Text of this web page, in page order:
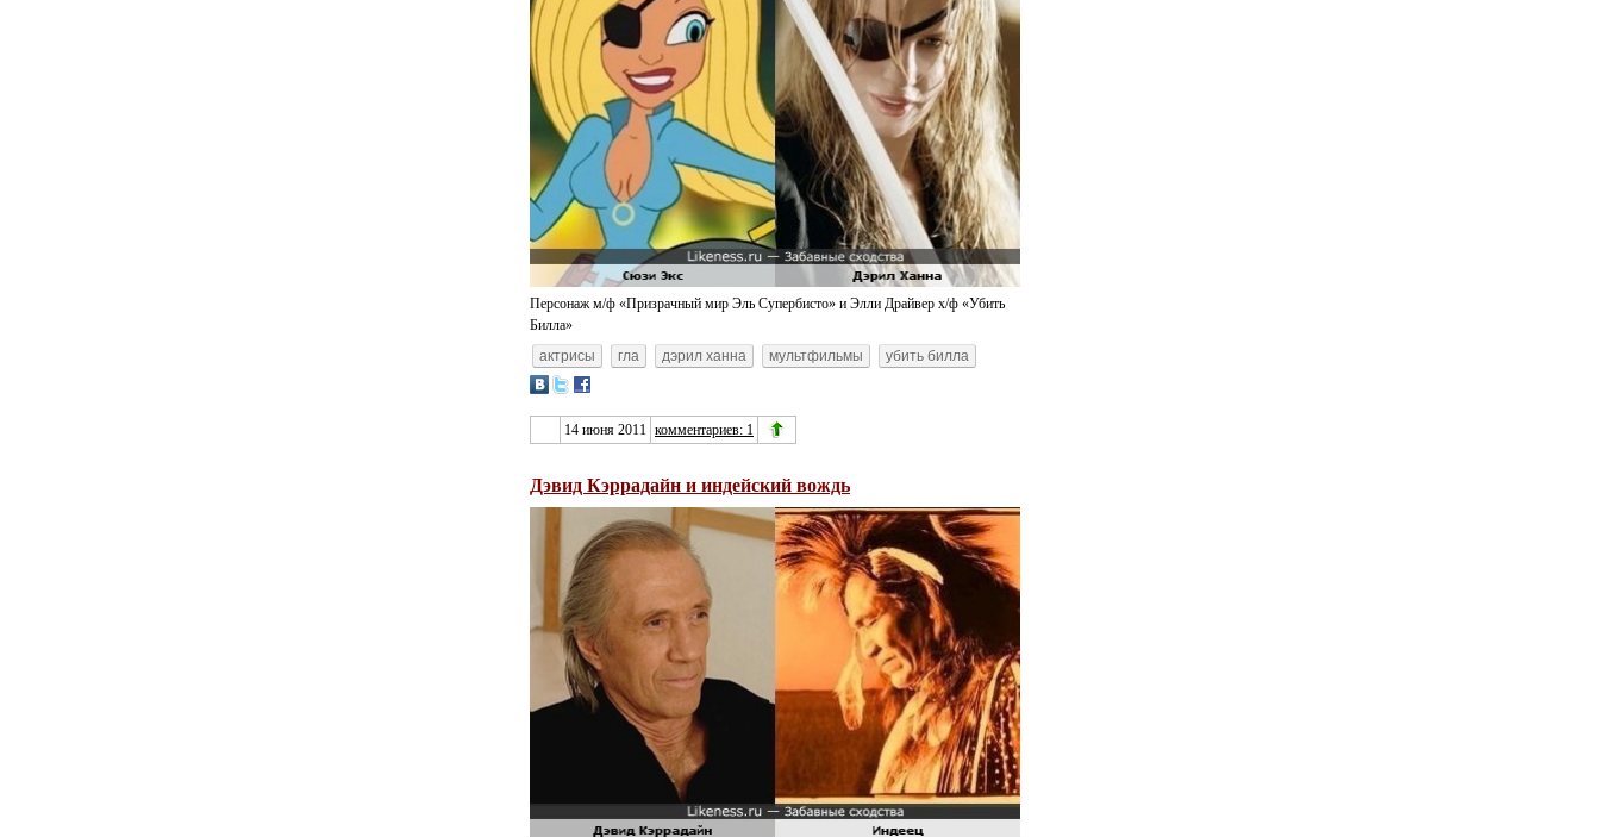
Персонаж м/ф «Призрачный мир Эль Супербисто» и Элли Драйвер х/ф «Убить
Билла»
актрисы
гла дэрил ханна мультфильмы убить билла
14 июня 2011 комментариев: 1
Дэвид Кэррадайн и индейский вождь